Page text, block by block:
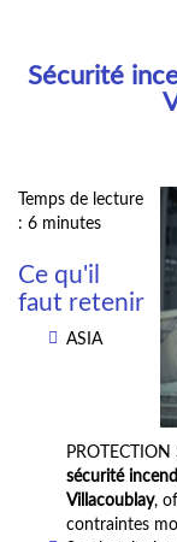
Sécurité
Temps de lecture
: 6 minutes
Ce qu'il
faut retenir
ASIA
PROTECTION
sécurité
Villacoublay,
contraintes